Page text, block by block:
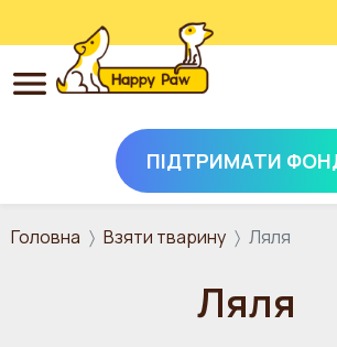
Перейти до основного вмісту
ПІДТРИМАТИ
Головна Взяти тварину Ляля
Ляля